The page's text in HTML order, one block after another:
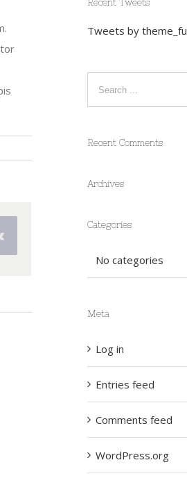
Vk
Recent Tweets
Tweets by
Recent Comments
Archives
Categories
No categories
Meta
Log in
Entries feed
Comments feed
WordPress.org